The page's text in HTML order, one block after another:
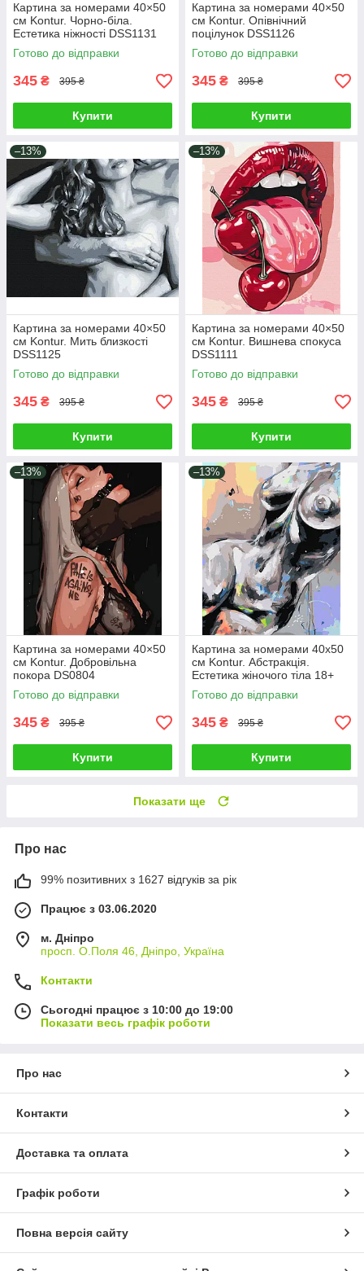
Картина за номерами 40×50
см Kontur. Чорно-біла.
Естетика ніжності DSS1131
Готово до відправки
345 ₴ 395 ₴
Купити
Картина за номерами 40×50
см Kontur. Опівнічний
поцілунок DSS1126
Готово до відправки
345 ₴ 395 ₴
Купити
–13%
Картина за номерами 40×50
см Kontur. Мить близкості
DSS1125
Готово до відправки
345 ₴ 395 ₴
Купити
–13%
Картина за номерами 40×50
см Kontur. Вишнева спокуса
DSS1111
Готово до відправки
345 ₴ 395 ₴
Купити
–13%
Картина за номерами 40×50
см Kontur. Добровільна
покора DS0804
Готово до відправки
345 ₴ 395 ₴
Купити
–13%
Картина за номерами 40х50
см Kontur. Абстракція.
Естетика жіночого тіла 18+
DS0680
Готово до відправки
345 ₴ 395 ₴
Купити
Показати ще
Про нас
99% позитивних з 1627 відгуків за рік
Працює з 03.06.2020
м. Дніпро
просп. О.Поля 46, Дніпро, Україна
Контакти
Сьогодні працює з 10:00 до 19:00
Показати весь графік роботи
Про нас
Контакти
Доставка та оплата
Графік роботи
Повна версія сайту